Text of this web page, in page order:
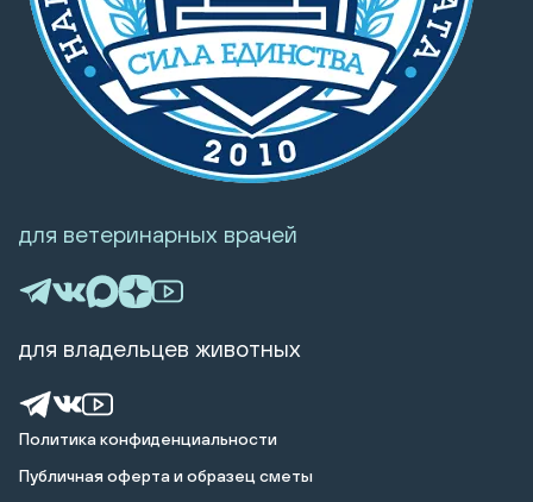
Политика конфиденциальности
Публичная оферта и образец сметы
для ветеринарных врачей
для владельцев животных